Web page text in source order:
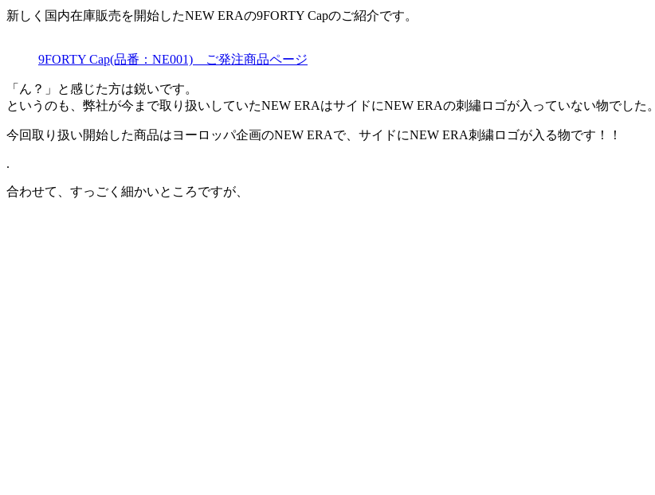
新しく国内在庫販売を開始したNEW ERAの9FORTY Capのご紹介です。
9FORTY Cap(品番：NE001) ご発注商品ページ
「ん？」と感じた方は鋭いです。
というのも、弊社が今まで取り扱いしていたNEW ERAはサイドにNEW ERAの刺繡ロゴが入っていない物でした。
今回取り扱い開始した商品はヨーロッパ企画のNEW ERAで、サイドにNEW ERA刺繍ロゴが入る物です！！
.
合わせて、すっごく細かいところですが、